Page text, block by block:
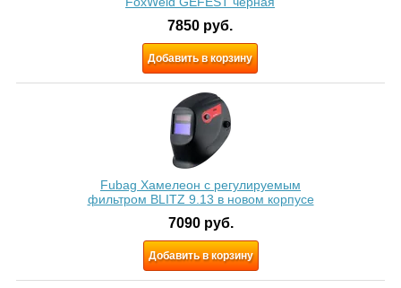
7850 руб.
Добавить в корзину
Fubag Хамелеон с регулируемым
фильтром BLITZ 9.13 в новом корпусе
7090 руб.
Добавить в корзину